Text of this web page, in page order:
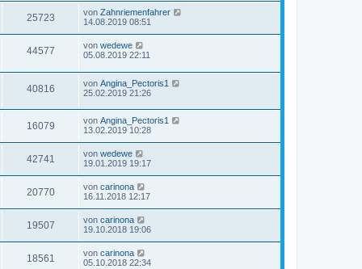
25723 von Zahnriemenfahrer
14.08.2019 08:51
44577 von wedewe
05.08.2019 22:11
40816 von Angina_Pectoris1
25.02.2019 21:26
16079 von Angina_Pectoris1
13.02.2019 10:28
42741 von wedewe
19.01.2019 19:17
20770 von carinona
16.11.2018 12:17
19507 von carinona
19.10.2018 19:06
18561 von carinona
05.10.2018 22:34